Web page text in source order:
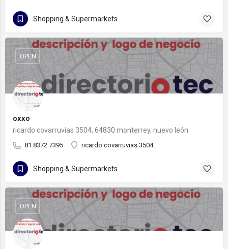
Shopping & Supermarkets
oxxo
ricardo covarruvias 3504, 64830 monterrey, nuevo león
81 8372 7395 ricardo covarruvias 3504
OPEN
Shopping & Supermarkets
OPEN